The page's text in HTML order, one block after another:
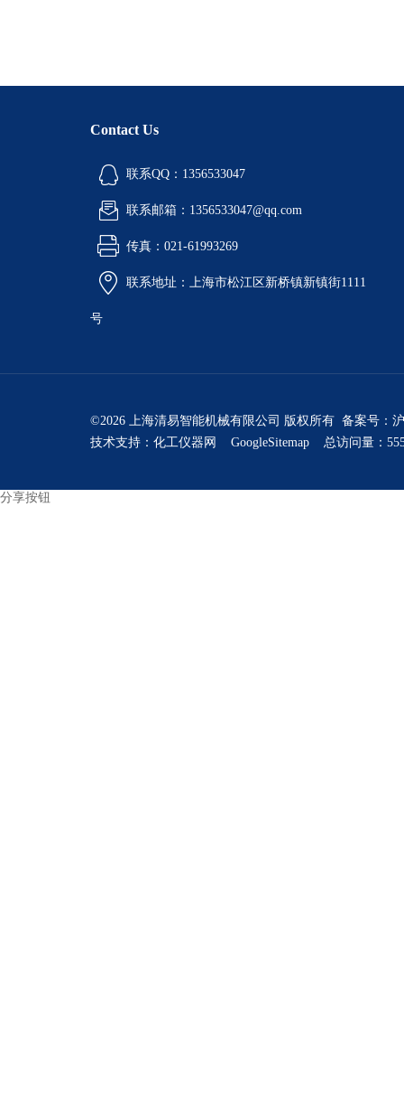
Contact Us
联系QQ：1356533047
联系邮箱：1356533047@qq.com
传真：021-61993269
联系地址：上海市松江区新桥镇新镇街1111
号
©2026 上海清易智能机械有限公司 版权所有 备案号：
技术支持： 化工仪器网 GoogleSitemap 总访问量：
分享按钮